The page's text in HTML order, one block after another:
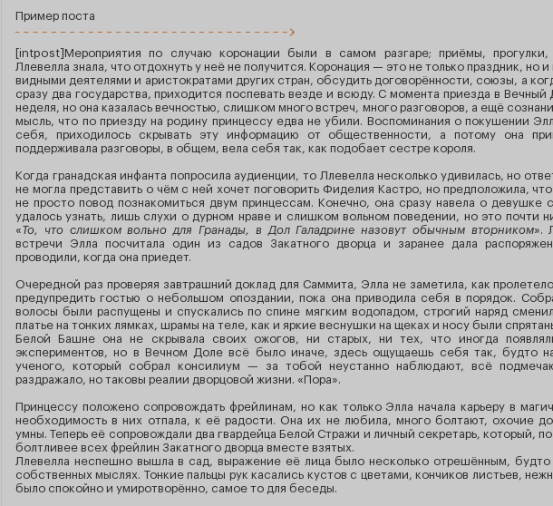
Пример поста
[intpost]Мероприятия по случаю коронации были в самом разгаре; приёмы, прогулки,
Ллевелла знала, что отдохнуть у неё не получится. Коронация — это не только праздник, но
видными деятелями и аристократами других стран, обсудить договорённости, союзы, а
сразу два государства, приходится поспевать везде и всюду. С момента приезда в Вечный
неделя, но она казалась вечностью, слишком много встреч, много разговоров, а ещё
мысль, что по приезду на родину принцессу едва не убили. Воспоминания о покушении
себя, приходилось скрывать эту информацию от общественности, а потому она
поддерживала разговоры, в общем, вела себя так, как подобает сестре короля.
Когда гранадская инфанта попросила аудиенции, то Ллевелла несколько удивилась, но
не могла представить о чём с ней хочет поговорить Фиделия Кастро, но предположила,
не просто повод познакомиться двум принцессам. Конечно, она сразу навела о девушке
удалось узнать, лишь слухи о дурном нраве и слишком вольном поведении, но это почти
«То, что слишком вольно для Гранады, в Дол Галадрине назовут обычным вторником».
встречи Элла посчитала один из садов Закатного дворца и заранее дала
проводили, когда она приедет.
Очередной раз проверяя завтрашний доклад для Саммита, Элла не заметила, как
предупредить гостью о небольшом опоздании, пока она приводила себя в порядок.
волосы были распущены и спускались по спине мягким водопадом, строгий наряд
платье на тонких лямках, шрамы на теле, как и яркие веснушки на щеках и носу были
Белой Башне она не скрывала своих ожогов, ни старых, ни тех, что иногда
экспериментов, но в Вечном Доле всё было иначе, здесь ощущаешь себя так, будто
ученого, который собрал консилиум — за тобой неустанно наблюдают, всё
раздражало, но таковы реалии дворцовой жизни. «Пора».
Принцессу положено сопровождать фрейлинам, но как только Элла начала карьеру в
необходимость в них отпала, к её радости. Она их не любила, много болтают, охочие
умны. Теперь её сопровождали два гвардейца Белой Стражи и личный секретарь, который,
болтливее всех фрейлин Закатного дворца вместе взятых.
Ллевелла неспешно вышла в сад, выражение её лица было несколько отрешённым,
собственных мыслях. Тонкие пальцы рук касались кустов с цветами, кончиков листьев,
было спокойно и умиротворённо, самое то для беседы.